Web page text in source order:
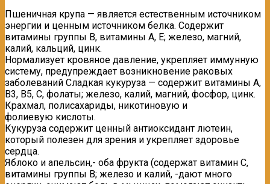
Пшеничная крупа — является естественным источником
энергии и ценным источником белка. Содержит
витамины группы В, витамины А, Е; железо, магний,
калий, кальций, цинк.
Нормализует кровяное давление, укрепляет иммунную
систему, предупреждает возникновение раковых
заболеваний Сладкая кукуруза — содержит витамины А,
В3, В5, С, фолаты; железо, калий, магний, фосфор, цинк.
Крахмал, полисахариды, никотиновую и
фолиевую кислоты.
Кукуруза содержит ценный антиоксидант лютеин,
который полезен для зрения и укрепляет здоровье
сердца.
Яблоко и апельсин,- оба фрукта (содержат витамин С,
витамины группы В; железо и калий, -дают много